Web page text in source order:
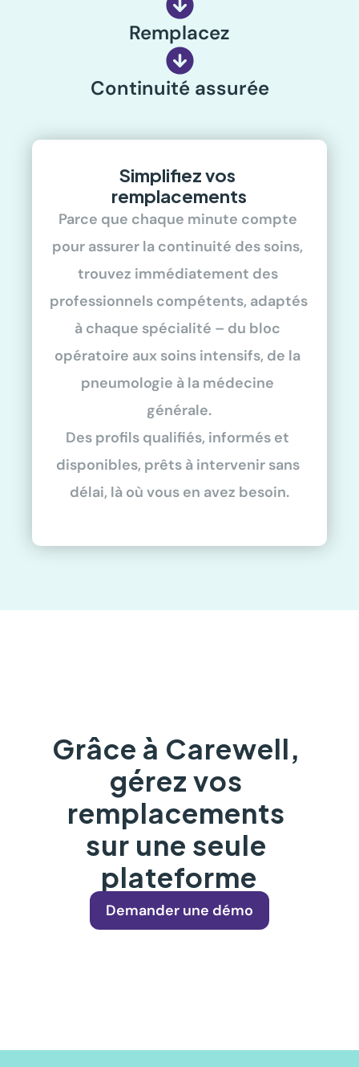
Remplacez
Continuité assurée
Simplifiez vos
remplacements
Parce que chaque minute compte
pour assurer la continuité des soins,
trouvez immédiatement des
professionnels compétents, adaptés
à chaque spécialité – du bloc
opératoire aux soins intensifs, de la
pneumologie à la médecine
générale.
Des profils qualifiés, informés et
disponibles, prêts à intervenir sans
délai, là où vous en avez besoin.
Grâce à Carewell,
gérez vos
remplacements
sur une seule
plateforme
Demander une démo